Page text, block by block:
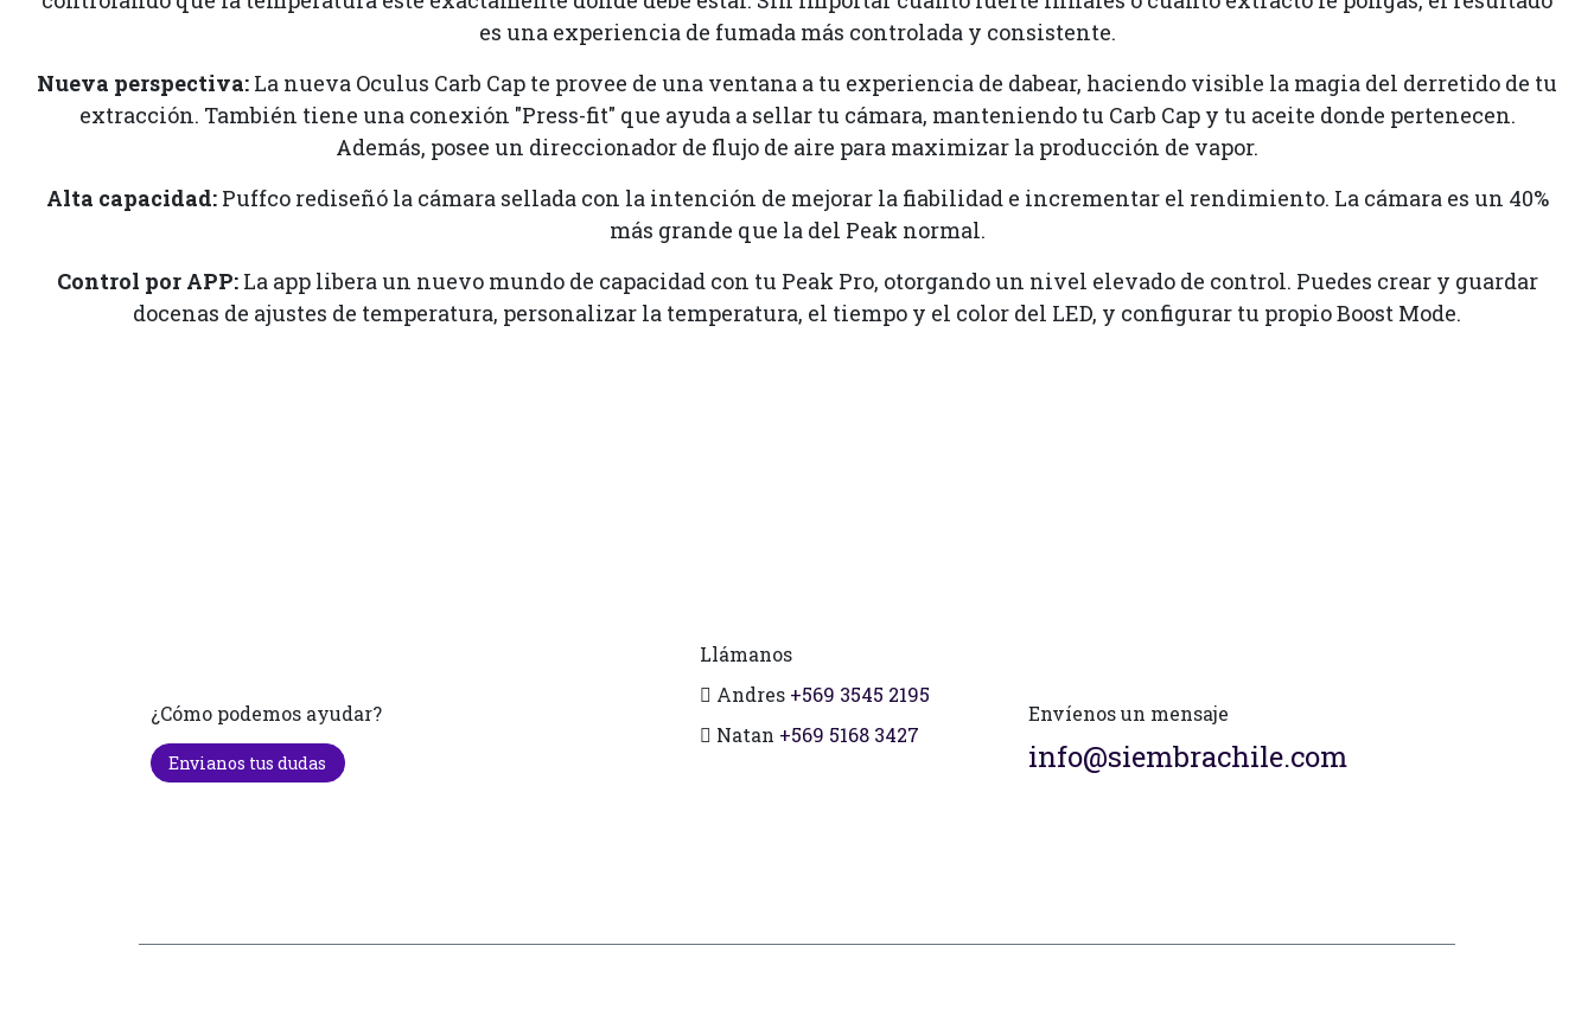
es una experiencia de fumada más controlada y consistente.
Nueva perspectiva: La nueva Oculus Carb Cap te provee de una ventana a tu experiencia de dabear, haciendo visible la magia del derretido de tu
extracción. También tiene una conexión "Press-fit" que ayuda a sellar tu cámara, manteniendo tu Carb Cap y tu aceite donde pertenecen.
Además, posee un direccionador de flujo de aire para maximizar la producción de vapor.
Alta capacidad:Puffco rediseñó la cámara sellada con la intención de mejorar la fiabilidad e incrementar el rendimiento. La cámara es un 40%
más grande que la del Peak normal.
Control por APP:La app libera un nuevo mundo de capacidad con tu Peak Pro, otorgando un nivel elevado de control. Puedes crear y guardar
docenas de ajustes de temperatura, personalizar la temperatura, el tiempo y el color del LED, y configurar tu propio Boost Mode.
¿Cómo podemos ayudar?
Envianos tus dudas
Llámanos
Andres +569 3545 2195
Natan +569 5168 3427
Envíenos un mensaje
info@siembrachile.com